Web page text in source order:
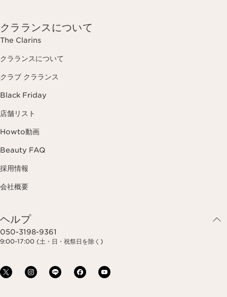
クラランスについて
The Clarins
クラランスについて
クラブ クラランス
Black Friday
店舗リスト
Howto動画
Beauty FAQ
採用情報
会社概要
ヘルプ
050-3198-9361
9:00-17:00 (土・日・祝祭日を除く)